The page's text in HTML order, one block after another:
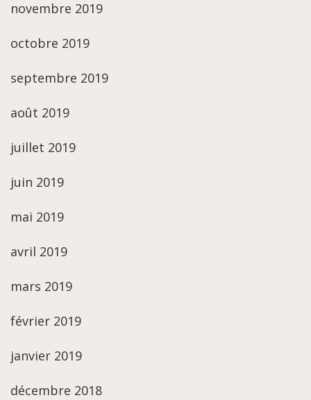
novembre 2019
octobre 2019
septembre 2019
août 2019
juillet 2019
juin 2019
mai 2019
avril 2019
mars 2019
février 2019
janvier 2019
décembre 2018